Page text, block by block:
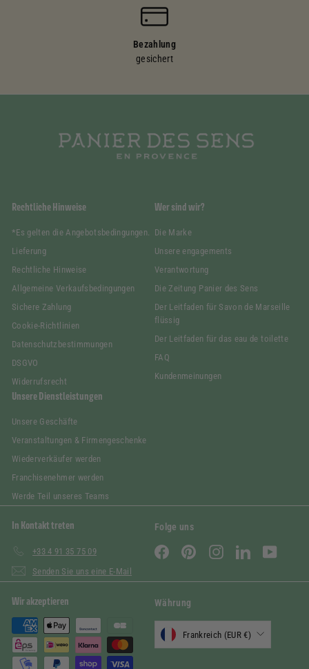
Bezahlung
gesichert
Rechtliche Hinweise
*Es gelten die Angebotsbedingungen.
Lieferung
Rechtliche Hinweise
Allgemeine Verkaufsbedingungen
Sichere Zahlung
Cookie-Richtlinien
Datenschutzbestimmungen
DSGVO
Widerrufsrecht
Wer sind wir?
Die Marke
Unsere engagements
Verantwortung
Die Zeitung Panier des Sens
Der Leitfaden für Savon de Marseille
flüssig
Der Leitfaden für das eau de toilette
FAQ
Kundenmeinungen
Unsere Dienstleistungen
Unsere Geschäfte
Veranstaltungen & Firmengeschenke
Wiederverkäufer werden
Franchisenehmer werden
Werde Teil unseres Teams
In Kontakt treten
+33 4 91 35 75 09
Senden Sie uns eine E-Mail
Folge uns
FacebookPinterestInstagramLinkedIn
Wir akzeptieren Währung
Frankreich (EUR €)